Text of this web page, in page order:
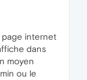
page internet
dans
moyen
ou le